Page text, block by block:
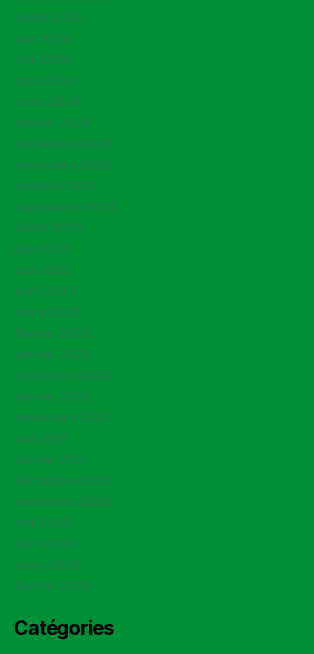
juillet 2024
juin 2024
mai 2024
avril 2024
mars 2024
janvier 2024
décembre 2023
novembre 2023
octobre 2023
septembre 2023
juillet 2023
juin 2023
mai 2023
avril 2023
mars 2023
février 2023
janvier 2023
novembre 2022
janvier 2022
novembre 2021
mai 2021
janvier 2021
décembre 2020
novembre 2020
mai 2020
avril 2020
mars 2020
février 2020
Catégories